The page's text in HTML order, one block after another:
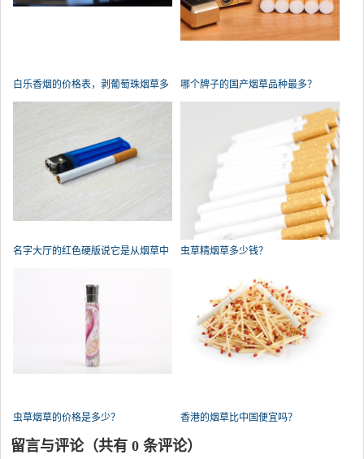
白乐香烟的价格表，剥葡萄珠烟草多
少
哪个牌子的国产烟草品种最多？
名字大厅的红色硬版说它是从烟草中 虫草精烟草多少钱？
虫草烟草的价格是多少？ 香港的烟草比中国便宜吗？
留言与评论（共有 0 条评论）